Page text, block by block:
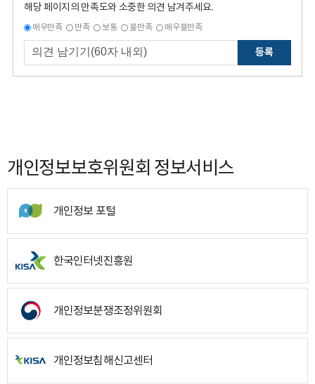
해당 페이지의 만족도와 소중한 의견 남겨주세요.
매우만족 만족 보통 불만족 매우불만족
등록
개인정보보호위원회 정보서비스
개인정보 포털
한국인터넷진흥원
개인정보분쟁조정위원회
개인정보침해신고센터